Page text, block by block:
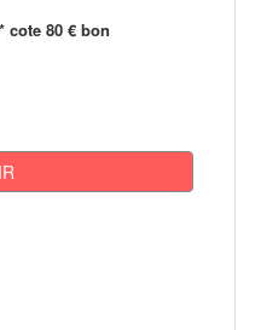
cote 80 € bon